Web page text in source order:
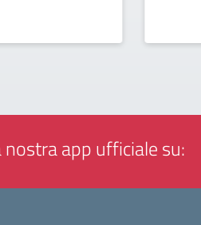
nostra app ufficiale su: